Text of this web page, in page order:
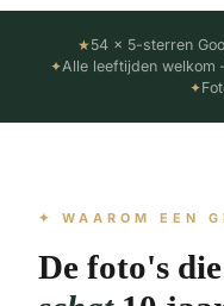
★54 × 5-sterren
✦Alle leeftijden
✦
✦ WAAROM EEN
De foto's